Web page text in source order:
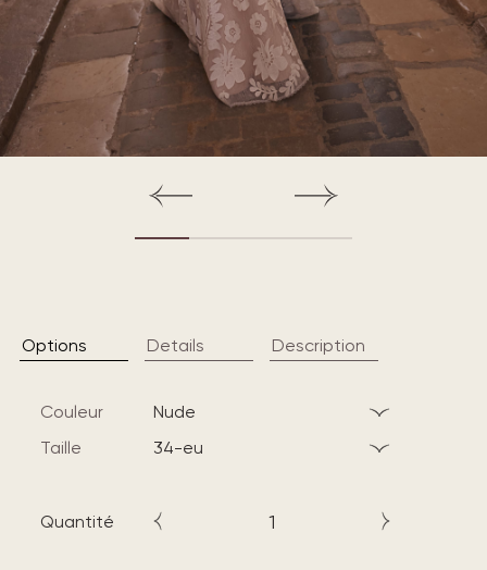
Options Details Description
Couleur
nude
Taille
34-eu
Quantité